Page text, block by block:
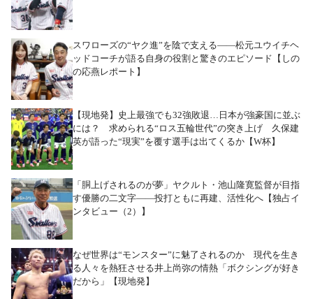
スワローズの“ヤク進”を陰で支える――松元ユウイチヘ
ッドコーチが語る自身の役割と驚きのエピソード【しの
の応燕レポート】
【現地発】史上最強でも32強敗退…日本が強豪国に並ぶ
には？ 求められる“ロス五輪世代”の突き上げ 久保建
英が語った“現実”を覆す選手は出てくるか【W杯】
「胴上げされるのが夢」ヤクルト・池山隆寛監督が目指
す優勝の二文字――投打ともに再建、活性化へ【独占イ
ンタビュー（2）】
なぜ世界は“モンスター”に魅了されるのか 現代を生き
る人々を熱狂させる井上尚弥の情熱「ボクシングが好き
だから」【現地発】